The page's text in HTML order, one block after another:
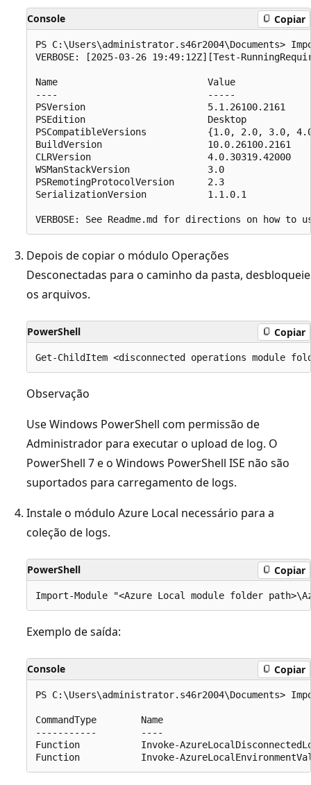
Console Copiar
PS C:\Users\administrator.s46r2004\Documents>
VERBOSE: [2025-03-26 19:49:12Z][Test-
Name                           Value
----                           -----
PSVersion                      5.1.26100.2161
PSEdition                      Desktop
PSCompatibleVersions           {1.0, 2.0, 3.0,
BuildVersion                   10.0.26100.2161
CLRVersion                     4.0.30319.42000
WSManStackVersion              3.0
PSRemotingProtocolVersion      2.3
SerializationVersion           1.1.0.1
Depois de copiar o módulo Operações
Desconectadas para o caminho da pasta, desbloqueie
os arquivos.
PowerShell Copiar
Observação
Use Windows PowerShell com permissão de
Administrador para executar o upload de log. O
PowerShell 7 e o Windows PowerShell ISE não são
suportados para carregamento de logs.
Instale o módulo Azure Local necessário para a
coleção de logs.
PowerShell Copiar
Exemplo de saída:
Console Copiar
PS C:\Users\administrator.s46r2004\Documents>
CommandType        Name
-----------        ----
Function           Invoke-